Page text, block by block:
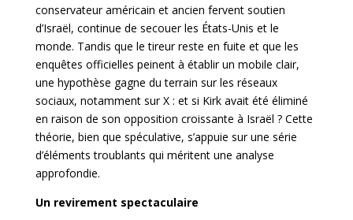
conservateur américain et ancien fervent soutien
d’Israël, continue de secouer les États-Unis et le
monde. Tandis que le tireur reste en fuite et que les
enquêtes officielles peinent à établir un mobile clair,
une hypothèse gagne du terrain sur les réseaux
sociaux, notamment sur X : et si Kirk avait été éliminé
en raison de son opposition croissante à Israël ? Cette
théorie, bien que spéculative, s’appuie sur une série
d’éléments troublants qui méritent une analyse
approfondie.
Un revirement spectaculaire